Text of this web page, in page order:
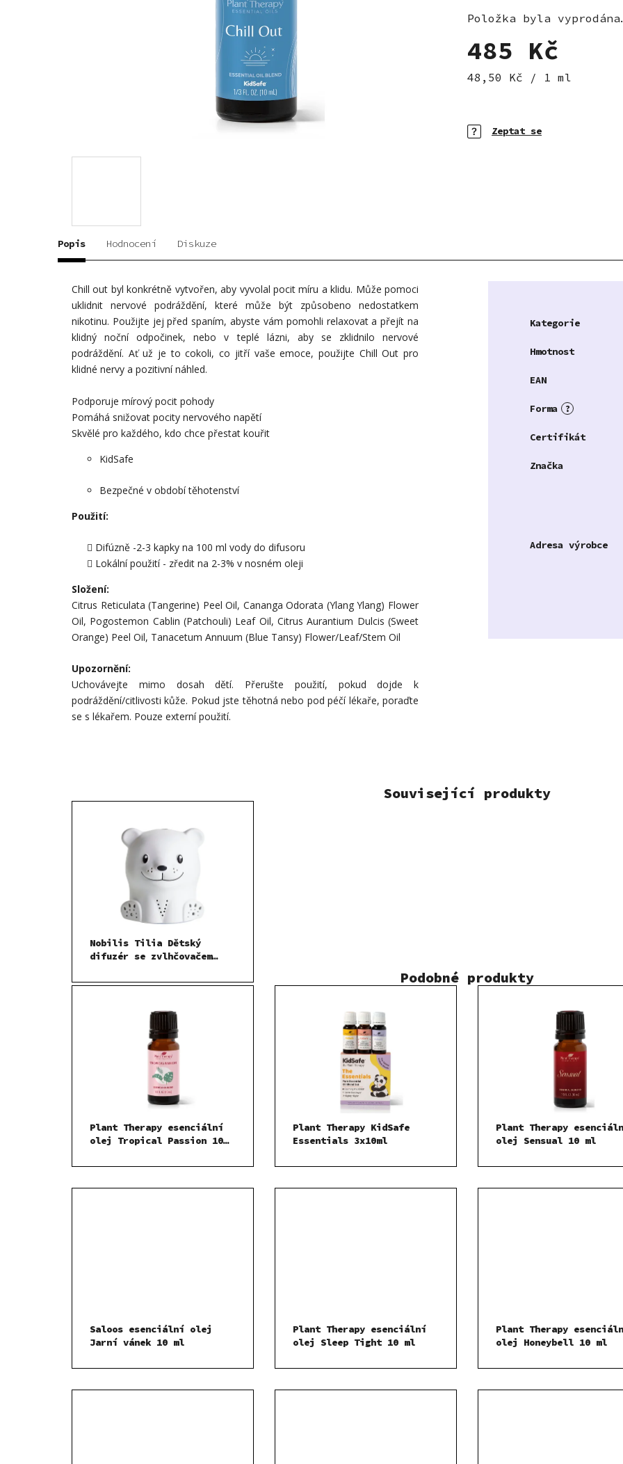
Položka byla
485 Kč
Měrná cena:
48,50 Kč / 1 ml
Zeptat se
Popis Hodnocení Diskuze
Chill out byl konkrétně vytvořen, aby vyvolal pocit míru a klidu. Může pomoci
uklidnit nervové podráždění, které může být způsobeno nedostatkem
nikotinu. Použijte jej před spaním, abyste vám pomohli relaxovat a přejít na
klidný noční odpočinek, nebo v teplé lázni, aby se zklidnilo nervové
podráždění. Ať už je to cokoli, co jitří vaše emoce, použijte Chill Out pro
klidné nervy a pozitivní náhled.
Podporuje mírový pocit pohody
Pomáhá snižovat pocity nervového napětí
Skvělé pro každého, kdo chce přestat kouřit
KidSafe
Bezpečné v období těhotenství
Použití:
Difúzně -2-3 kapky na 100 ml vody do difusoru
Lokální použití - zředit na 2-3% v nosném oleji
Složení:
Citrus Reticulata (Tangerine) Peel Oil, Cananga Odorata (Ylang Ylang) Flower
Oil, Pogostemon Cablin (Patchouli) Leaf Oil, Citrus Aurantium Dulcis (Sweet
Orange) Peel Oil, Tanacetum Annuum (Blue Tansy) Flower/Leaf/Stem Oil
Upozornění:
Uchovávejte mimo dosah dětí. Přerušte použití, pokud dojde k
podráždění/citlivosti kůže. Pokud jste těhotná nebo pod péčí lékaře, poraďte
se s lékařem. Pouze externí použití.
Kategorie
Hmotnost
EAN
?
Forma
Certifikát
Značka
Adresa výrobce
Související produkty
Nobilis Tilia Dětský
difuzér se zvlhčovačem
Podobné produkty
Plant Therapy esenciální
olej Tropical Passion 10
Plant Therapy KidSafe
Essentials 3x10ml
Plant Therapy
olej Sensual 10 ml
Saloos esenciální olej
Jarní vánek 10 ml
Plant Therapy esenciální
olej Sleep Tight 10 ml
Plant Therapy
olej Honeybell 10 ml